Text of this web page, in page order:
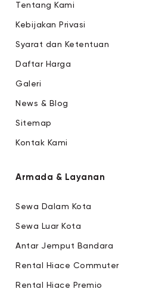
Tentang Kami
Kebijakan Privasi
Syarat dan Ketentuan
Daftar Harga
Galeri
News & Blog
Sitemap
Kontak Kami
Armada & Layanan
Sewa Dalam Kota
Sewa Luar Kota
Antar Jemput Bandara
Rental Hiace Commuter
Rental Hiace Premio